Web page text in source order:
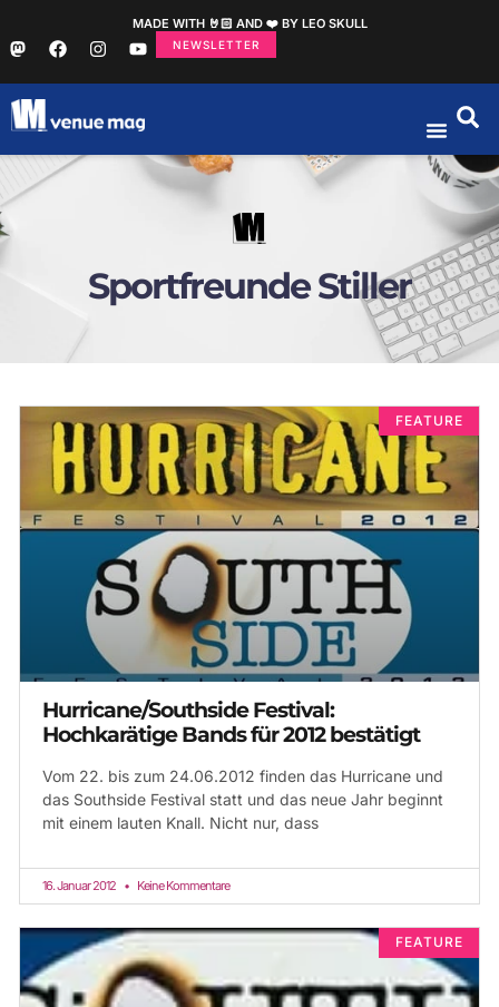
MADE WITH 🤘🏻 AND ❤️ BY LEO SKULL
NEWSLETTER
Sportfreunde Stiller
FEATURE
Hurricane/Southside Festival:
Hochkarätige Bands für 2012 bestätigt
Vom 22. bis zum 24.06.2012 finden das Hurricane und
das Southside Festival statt und das neue Jahr beginnt
mit einem lauten Knall. Nicht nur, dass
16. Januar 2012 Keine Kommentare
FEATURE